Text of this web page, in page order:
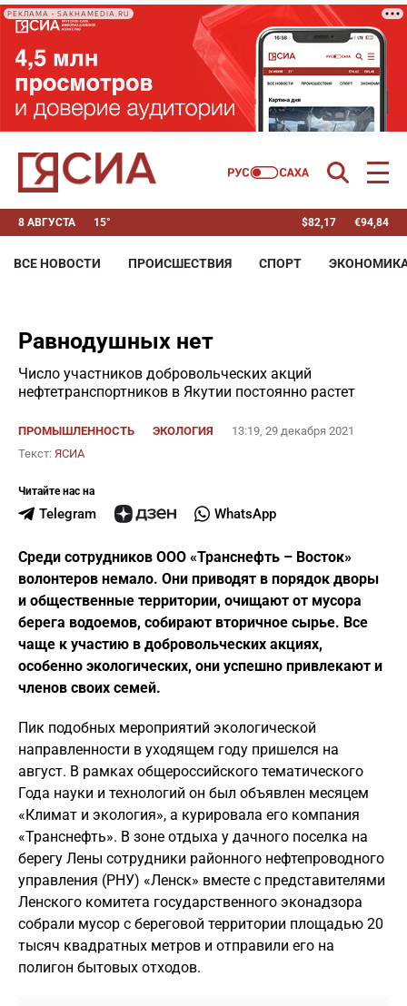
РЕКЛАМА • SAKHAMEDIA.RU
8 АВГУСТА 15° $82,17 €94,84
ВСЕ НОВОСТИ ПРОИСШЕСТВИЯ СПОРТ
Равнодушных нет
Число участников добровольческих акций
нефтетранспортников в Якутии постоянно растет
ПРОМЫШЛЕННОСТЬ ЭКОЛОГИЯ
13:19, 29 декабря 2021
Текст: ЯСИА
Читайте нас на
Telegram WhatsApp
Среди сотрудников ООО «Транснефть – Восток»
волонтеров немало. Они приводят в порядок дворы
и общественные территории, очищают от мусора
берега водоемов, собирают вторичное сырье. Все
чаще к участию в добровольческих акциях,
особенно экологических, они успешно привлекают и
членов своих семей.
Пик подобных мероприятий экологической
направленности в уходящем году пришелся на
август. В рамках общероссийского тематического
Года науки и технологий он был объявлен месяцем
«Климат и экология», а курировала его компания
«Транснефть». В зоне отдыха у дачного поселка на
берегу Лены сотрудники районного нефтепроводного
управления (РНУ) «Ленск» вместе с представителями
Ленского комитета государственного эконадзора
собрали мусор с береговой территории площадью 20
тысяч квадратных метров и отправили его на
полигон бытовых отходов.